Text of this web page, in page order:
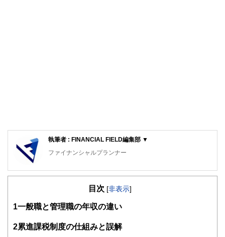
執筆者 : FINANCIAL FIELD編集部 ▼
ファイナンシャルプランナー
FinancialField編集部は、金融、経済に関する記事を、日々
知識がない方でも理解できるようわかりやすく発信していま
得者を中心に「お金や暮らし」に関する書籍・雑誌の編集経
験者で構成され、企画立案から記事掲載まですべての工程に
目次 [非表示]
1 一般職と管理職の年収の違い
2累進課税制度の仕組みと誤解